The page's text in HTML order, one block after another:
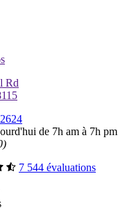
Rd
de 7h am à 7h pm
7 544 évaluations